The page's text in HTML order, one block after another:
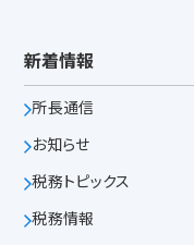
新着情報
所長通信
お知らせ
税務トピックス
税務情報